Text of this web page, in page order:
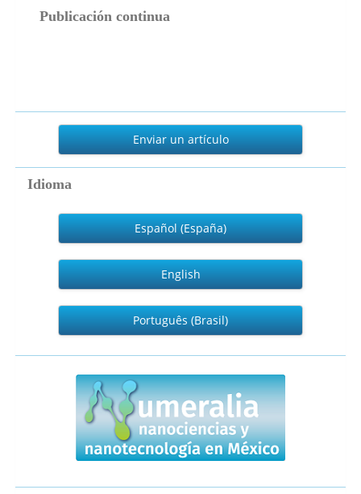
Publicación continua
Enviar
artículo
Enviar un artículo
Idioma
Español (España)
English
Português (Brasil)
numeralia